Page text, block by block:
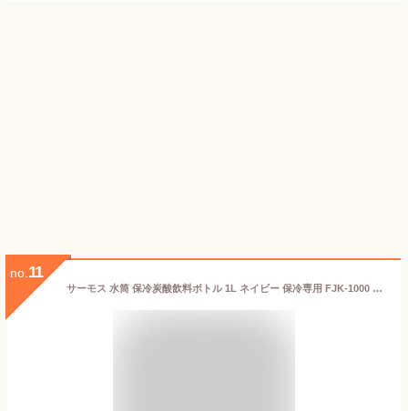
no. 11
サーモス 水筒 保冷炭酸飲料ボトル 1L ネイビー 保冷専用 FJK-1000 NVY 送料無料